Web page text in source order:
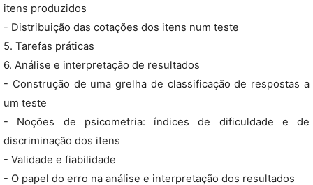
itens produzidos
- Distribuição das cotações dos itens num teste
5. Tarefas práticas
6. Análise e interpretação de resultados
- Construção de uma grelha de classificação de respostas a
um teste
- Noções de psicometria: índices de dificuldade e de
discriminação dos itens
- Validade e fiabilidade
- O papel do erro na análise e interpretação dos resultados